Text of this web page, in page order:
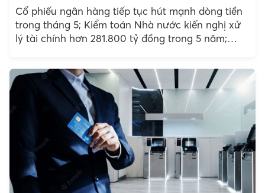
Cổ phiếu ngân hàng tiếp tục hút mạnh dòng tiền
trong tháng 5; Kiểm toán Nhà nước kiến nghị xử
lý tài chính hơn 281.800 tỷ đồng trong 5 năm;